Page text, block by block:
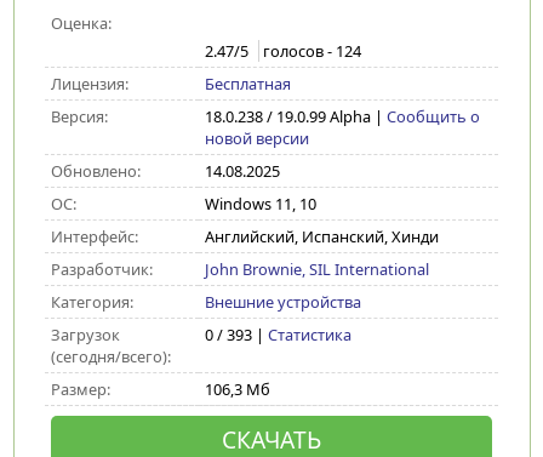
Оценка:
2.47/5 голосов - 124
Лицензия:
Бесплатная
Версия:
18.0.238 / 19.0.99 Alpha| Сообщить о
новой версии
Обновлено:
14.08.2025
ОС:
Windows 11, 10
Интерфейс:
Английский, Испанский, Хинди
Разработчик:
John Brownie, SIL International
Категория:
Внешние устройства
Загрузок
(сегодня/всего):
0 / 393 | Статистика
Размер: 106,3 Мб
СКАЧАТЬ